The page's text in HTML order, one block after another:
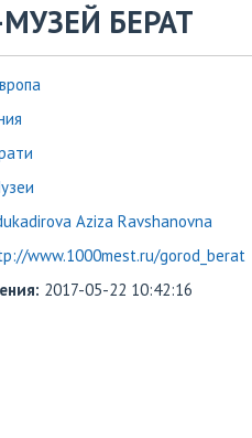
БЕРАТ
Aziza Ravshanovna
www.1000mest.ru/gorod_berat
2017-05-22 10:42:16